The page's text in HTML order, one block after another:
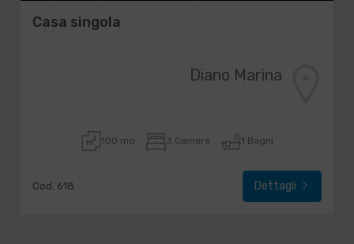
Casa singola
Diano Marina
100 mq 3 Camere 1 Bagni
Cod. 618 Dettagli